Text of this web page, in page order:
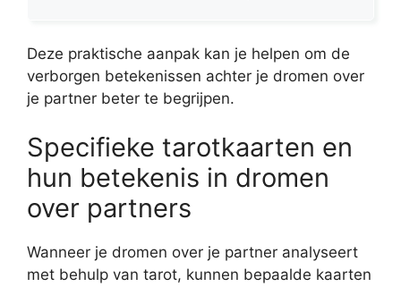
Deze praktische aanpak kan je helpen om de
verborgen betekenissen achter je dromen over
je partner beter te begrijpen.
Specifieke tarotkaarten en
hun betekenis in dromen
over partners
Wanneer je dromen over je partner analyseert
met behulp van tarot, kunnen bepaalde kaarten